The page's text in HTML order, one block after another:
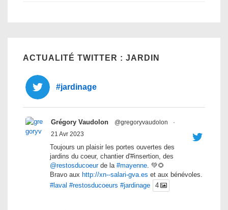
ACTUALITÉ TWITTER : JARDIN
#jardinage
Grégory Vaudolon @gregoryvaudolon
·
21 Avr 2023
Toujours un plaisir les portes ouvertes des
jardins du coeur, chantier d'#insertion, des
@restosducoeurde la #mayenne. 💚🌻
Bravo aux http://xn--salari-gva.es et aux bénévoles.
#laval #restosducoeurs #jardinage 4